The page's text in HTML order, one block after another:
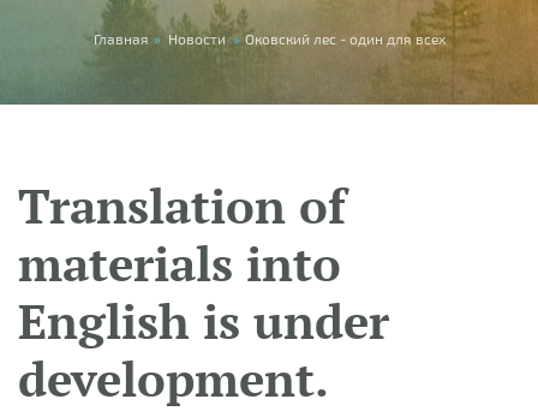
You are here
Главная » Новости » Оковский лес - один для всех
Translation of
materials into
English is under
development.